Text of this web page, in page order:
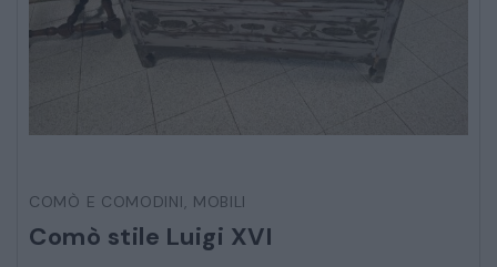
STILI ED ESPOSIZIONE
STRUMENTI MUSICALI
COMÒ E COMODINI, MOBILI
Comò stile Luigi XVI